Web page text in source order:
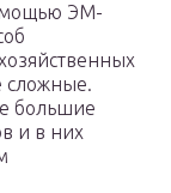
ЭМ-
сложные.
большие
и в них